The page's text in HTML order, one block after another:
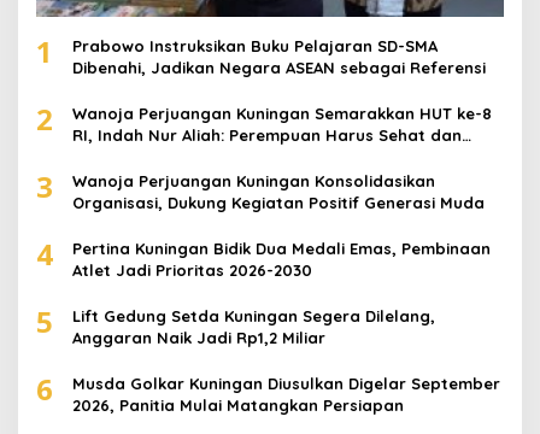
1
Prabowo Instruksikan Buku Pelajaran SD-SMA
Dibenahi, Jadikan Negara ASEAN sebagai Referensi
2
Wanoja Perjuangan Kuningan Semarakkan HUT ke-8
RI, Indah Nur Aliah: Perempuan Harus Sehat dan
3
Wanoja Perjuangan Kuningan Konsolidasikan
Organisasi, Dukung Kegiatan Positif Generasi Muda
4
Pertina Kuningan Bidik Dua Medali Emas, Pembinaan
Atlet Jadi Prioritas 2026-2030
5
Lift Gedung Setda Kuningan Segera Dilelang,
Anggaran Naik Jadi Rp1,2 Miliar
6
Musda Golkar Kuningan Diusulkan Digelar September
2026, Panitia Mulai Matangkan Persiapan